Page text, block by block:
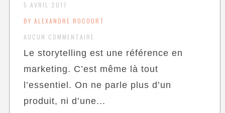
5 AVRIL 2017
BY ALEXANDRE ROCOURT
AUCUN COMMENTAIRE
Le storytelling est une référence en
marketing. C’est même là tout
l’essentiel. On ne parle plus d’un
produit, ni d’une...